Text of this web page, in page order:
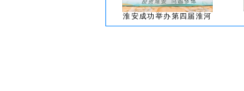
淮安成功举办第四届淮河